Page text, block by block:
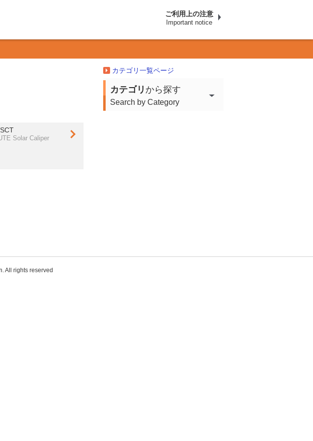
ご利用上の注意
Important notice
Solar Caliper
カテゴリ一覧ページ
カテゴリ から探す
Search by Category
All rights reserved